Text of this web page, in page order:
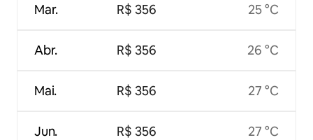
Mar.
Abr.
Mai.
Jun.
R$ 356
R$ 356
R$ 356
R$ 356
25 °C
26 °C
27 °C
27 °C